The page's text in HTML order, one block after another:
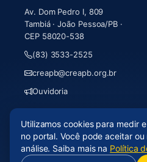
Av. Dom Pedro I, 809
Tambiá · João Pessoa/PB ·
CEP 58020-538
(83) 3533-2525
creapb@creapb.org.br
Ouvidoria
© 2026 CREA-PB · Todos os
Acessibilidade
Mapa do site· LGPD
Utilizamos cookies para medir
no portal. Você pode aceitar
análise. Saiba mais na Política